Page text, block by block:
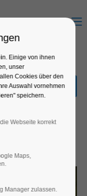
Menu
&
Einige von ihnen
unser
Cookies über den
Auswahl vornehmen
speichern.
Webseite korrekt
Maps,
Manager zulassen.